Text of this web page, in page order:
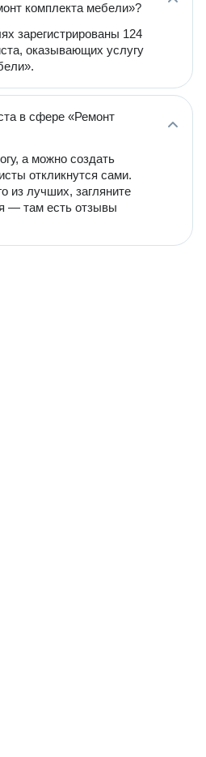
комплекта мебели»?
зарегистрированы 124
оказывающих услугу
в сфере «Ремонт
а можно создать
откликнутся сами.
из лучших, загляните
— там есть отзывы